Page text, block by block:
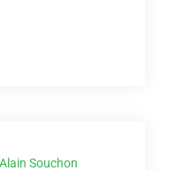
Alain Souchon